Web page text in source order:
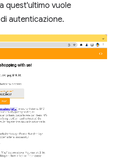
quest'ultimo vuole
autenticazione.